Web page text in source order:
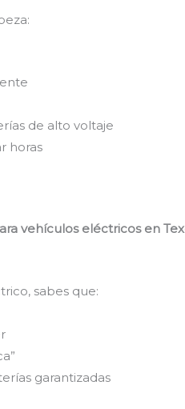
de alto voltaje
horas
vehículos eléctricos en
sabes que:
garantizadas